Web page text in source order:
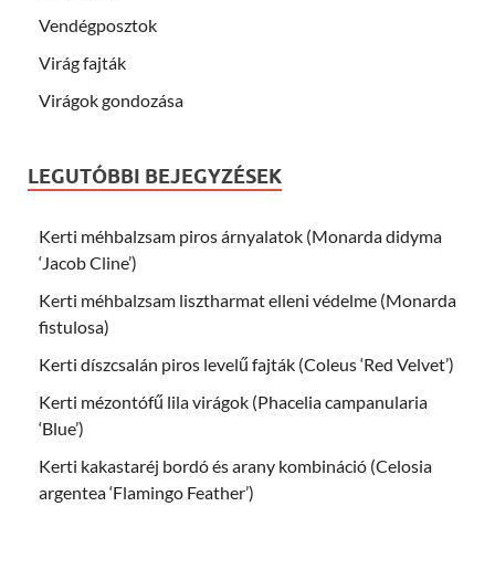
Vendégposztok
Virág fajták
Virágok gondozása
LEGUTÓBBI BEJEGYZÉSEK
Kerti méhbalzsam piros árnyalatok (Monarda didyma
‘Jacob Cline’)
Kerti méhbalzsam lisztharmat elleni védelme (Monarda
fistulosa)
Kerti díszcsalán piros levelű fajták (Coleus ‘Red Velvet’)
Kerti mézontófű lila virágok (Phacelia campanularia
‘Blue’)
Kerti kakastaréj bordó és arany kombináció (Celosia
argentea ‘Flamingo Feather’)